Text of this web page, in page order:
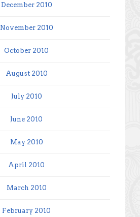
December 2010
November 2010
October 2010
August 2010
July 2010
June 2010
May 2010
April 2010
March 2010
February 2010